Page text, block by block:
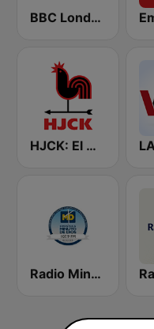
BBC London
HJCK: El mundo en Bogotá
Radio Minuto de Dios Bogotá